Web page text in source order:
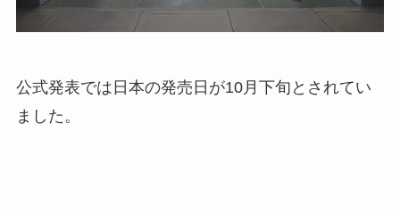
公式発表では日本の発売日が10月下旬とされてい
ました。